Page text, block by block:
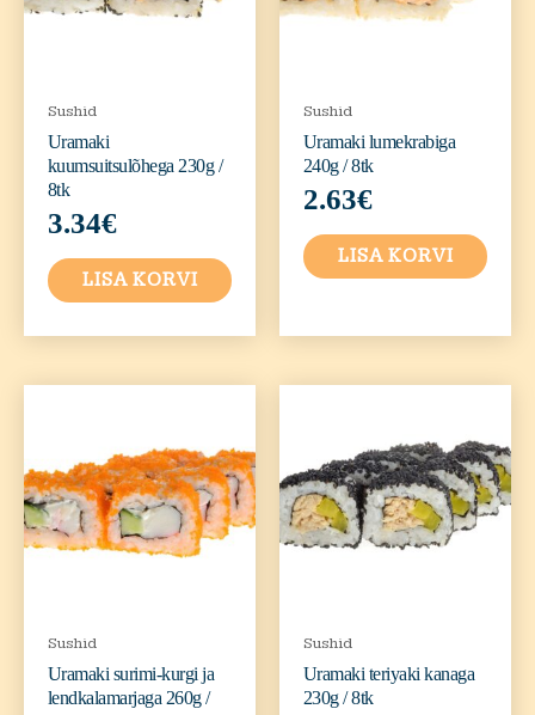
Sushid
Uramaki
kuumsuitsulõhega 230g /
8tk
3.34€
LISA KORVI
Sushid
Uramaki lumekrabiga
240g / 8tk
2.63€
LISA KORVI
Sushid
Uramaki surimi-kurgi ja
lendkalamarjaga 260g /
Sushid
Uramaki teriyaki kanaga
230g / 8tk